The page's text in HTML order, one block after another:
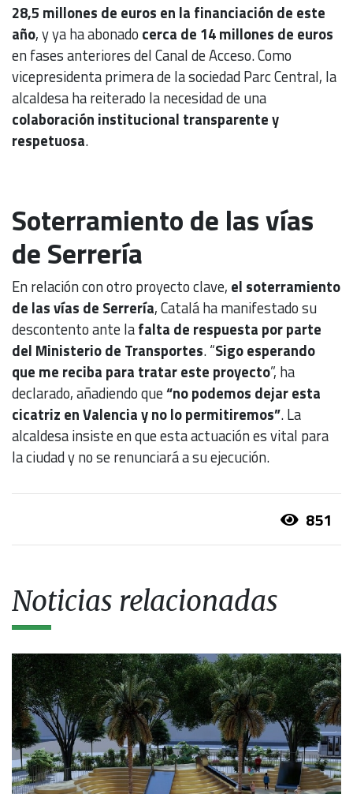
28,5 millones de euros en la financiación de este
año, y ya ha abonado cerca de 14 millones de euros
en fases anteriores del Canal de Acceso. Como
vicepresidenta primera de la sociedad Parc Central, la
alcaldesa ha reiterado la necesidad de una
colaboración institucional transparente y
respetuosa.
Soterramiento de las vías
de Serrería
En relación con otro proyecto clave, el soterramiento
de las vías de Serrería, Catalá ha manifestado su
descontento ante lafalta de respuesta por parte
del Ministerio de Transportes. “Sigo esperando
que me reciba para tratar este proyecto”, ha
declarado, añadiendo que“no podemos dejar esta
cicatriz en Valencia y no lo permitiremos”. La
alcaldesa insiste en que esta actuación es vital para
la ciudad y no se renunciará a su ejecución.
851
Noticias relacionadas